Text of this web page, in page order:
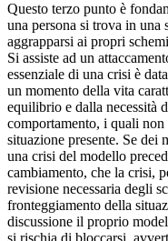
Questo terzo punto è
una persona si trova in una
aggrapparsi ai propri
Si assiste ad un
essenziale di una crisi è
un momento della vita
equilibrio e dalla necessità
comportamento, i quali
situazione presente. Se dei
una crisi del modello
cambiamento, che la crisi,
revisione necessaria degli
fronteggiamento della
discussione il proprio